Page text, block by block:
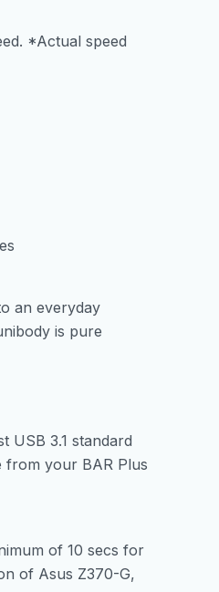
*Actual speed
an everyday
is pure
USB 3.1 standard
from your BAR Plus
of 10 secs for
of Asus Z370-G,